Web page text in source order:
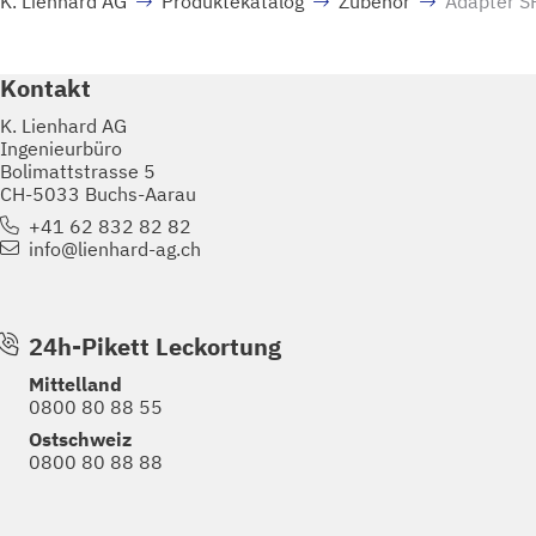
Kontakt
K. Lienhard AG
Ingenieurbüro
Bolimattstrasse 5
CH-5033 Buchs-Aarau
+41 62 832 82 82
info@lienhard-ag.ch
24h-Pikett Leckortung
Mittelland
0800 80 88 55
Ostschweiz
0800 80 88 88